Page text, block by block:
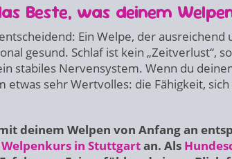
Beste, was deinem
Ein Welpe, der
gesund. Schlaf ist kein „Zeitverlust“,
stabiles Nervensystem. Wenn du
etwas sehr Wertvolles: die Fähigkeit,
deinem Welpen von Anfang an
Welpenkurs in Stuttgartan. Als